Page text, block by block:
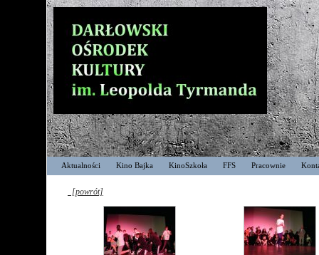
Aktualności Kino Bajka KinoSzkoła FFS Pracownie
[powrót]